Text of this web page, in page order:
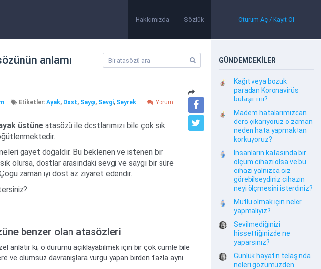
Hakkımızda Sözlük Oturum Aç / Kayıt Ol
anlamı
Etiketler: Ayak, Dost, Saygı, Sevgi, Seyrek
Yorum
üstüneatasözü ile dostlarımızı bile çok sık
gayet doğaldır. Bu beklenen ve istenen bir
olursa, dostlar arasındaki sevgi ve saygı bir süre
zaman iyi dost az ziyaret edendir.
benzer olan atasözleri
anlatır ki; o durumu açıklayabilmek için bir çok cümle bile
ve olumsuz davranışlara vurgu yapan birden fazla aynı
GÜNDEMDEKİLER
Kağıt veya bozuk
paradan Koronavirüs
bulaşır mı?
Madem hatalarımızdan
ders çıkarıyoruz o zaman
neden hata yapmaktan
korkuyoruz?
İnsanların kafasında bir
ölçüm cihazı olsa ve bu
cihazı yalnızca siz
görebilseydiniz cihazın
neyi ölçmesini isterdiniz?
Mutlu olmak için neler
yapmalıyız?
Sevilmediğinizi
hissettiğinizde ne
yaparsınız?
Günlük hayatın telaşında
neleri gözümüzden